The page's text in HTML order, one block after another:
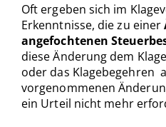
Oft ergeben sich im
Erkenntnisse, die zu einer
angefochtenen
diese Änderung dem
oder das Klagebegehren
vorgenommenen
ein Urteil nicht mehr